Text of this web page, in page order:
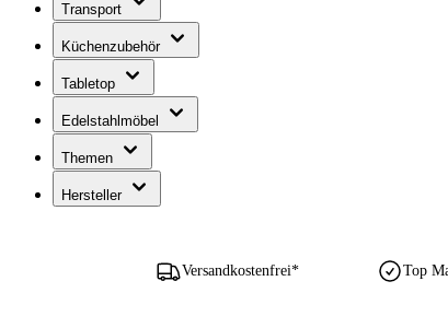
Transport
Küchenzubehör
Tabletop
Edelstahlmöbel
Themen
Hersteller
Versandkostenfrei* Top